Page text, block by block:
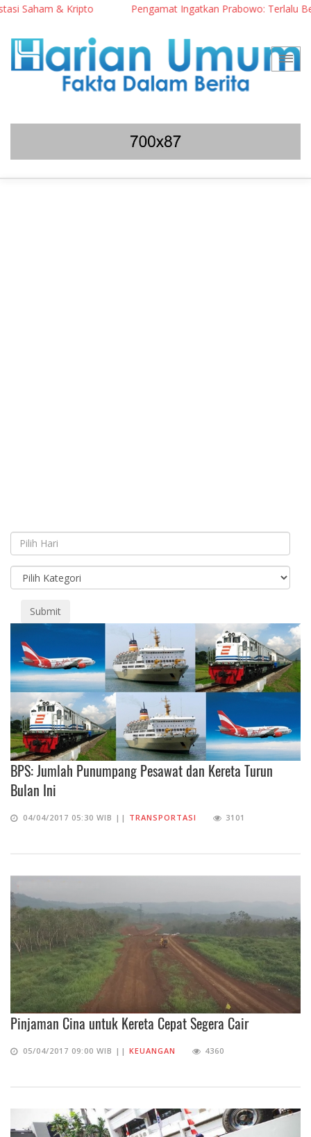
Pengamat Ingatkan Prabowo: Terlalu Berisiko Jika
Submit
BPS: Jumlah Punumpang Pesawat dan Kereta Turun
Bulan Ini
04/04/2017 05:30 WIB || TRANSPORTASI 3101
Pinjaman Cina untuk Kereta Cepat Segera Cair
05/04/2017 09:00 WIB || KEUANGAN 4360